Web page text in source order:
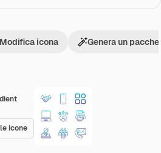
icone
Modifica icona Genera un